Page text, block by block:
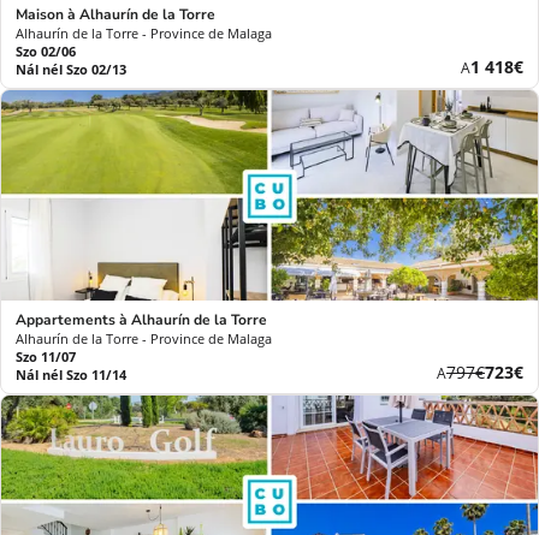
Maison à Alhaurín de la Torre
Alhaurín de la Torre - Province de Malaga
Szo 02/06
Nál nél Szo 02/13
AÚj
ár
1 418€
Appartements à Alhaurín de la Torre
Alhaurín de la Torre - Province de Malaga
Szo 11/07
Nál nél Szo 11/14
AKorábbi
díj
797€Új
ár
723€